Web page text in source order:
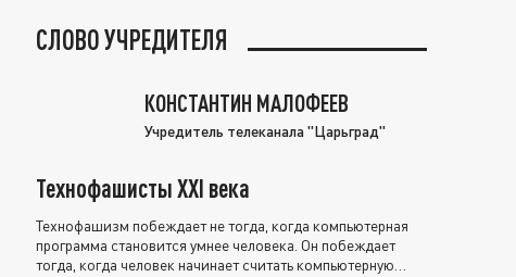
СЛОВО УЧРЕДИТЕЛЯ
КОНСТАНТИН МАЛОФЕЕВ
Учредитель телеканала "Царьград"
Технофашисты XXI века
Технофашизм побеждает не тогда, когда компьютерная
программа становится умнее человека. Он побеждает
тогда, когда человек начинает считать компьютерную